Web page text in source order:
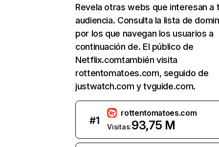
Revela otras webs que interesan a
audiencia. Consulta la lista de
por los que navegan los usuarios a
continuación de. El público de
Netflix.comtambién visita
rottentomatoes.com, seguido de
justwatch.com y tvguide.com.
#1
rottentomatoes.com
Visitas:93,75 M